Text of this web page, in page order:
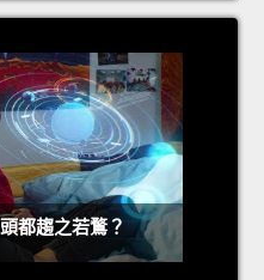
都趨之若鶩？